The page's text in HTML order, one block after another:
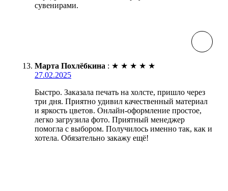
сувенирами.
Марта Похлёбкина : ★ ★ ★ ★ ★
27.02.2025
Быстро. Заказала печать на холсте, пришло через
три дня. Приятно удивил качественный материал
и яркость цветов. Онлайн-оформление простое,
легко загрузила фото. Приятный менеджер
помогла с выбором. Получилось именно так, как и
хотела. Обязательно закажу ещё!